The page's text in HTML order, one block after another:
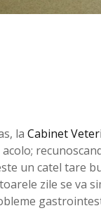
la Cabinet
un catel tare
zile se va